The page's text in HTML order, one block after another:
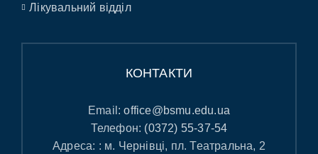
Лікувальний відділ
КОНТАКТИ
Email:office@bsmu.edu.ua
Телефон: (0372) 55-37-54
Адреса: : м. Чернівці, пл. Театральна, 2